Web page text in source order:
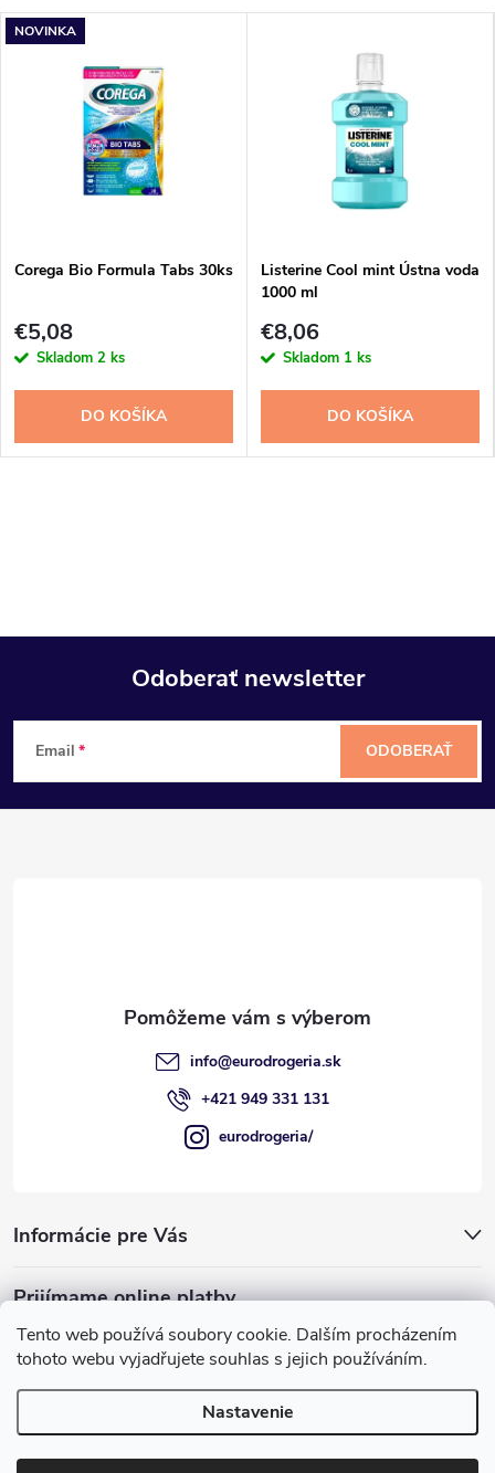
Tento web používá soubory cookie. Dalším procházením
tohoto webu vyjadřujete souhlas s jejich používáním.
Nastavenie
NOVINKA
Corega Bio Formula Tabs 30ks
€5,08
Skladom 2 ks
DO KOŠÍKA
Listerine Cool mint Ústna voda
1000 ml
€8,06
Skladom 1 ks
DO KOŠÍKA
Z
á
Odoberať newsletter
Email ODOBERAŤ
Informácie pre Vás
info@eurodrogeria.sk
+421 949 331 131
eurodrogeria/
Prijímame online platby
Copyright 2026eurodrogeria. Všetky práva vyhradené.Upraviť
nastavenie cookies